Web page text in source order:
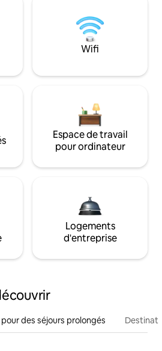
Wifi
Espace de travail
pour ordinateur
Logements
d'entreprise
des séjours prolongés